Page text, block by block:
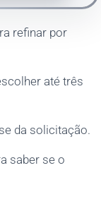
refinar por
até três
da solicitação.
saber se o